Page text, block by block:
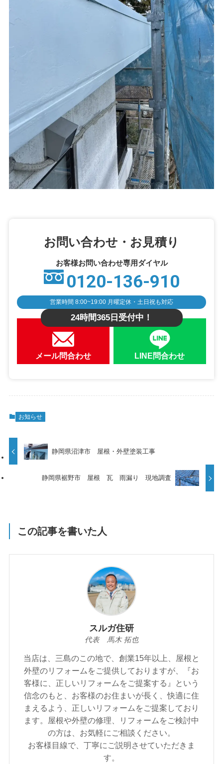
お問い合わせ・お見積り
お客様お問い合わせ専用ダイヤル
0120-136-910
営業時間 8:00~19:00 月曜定休・土日祝も対応
24時間365日受付中！
メール問合わせ LINE問合わせ
お知らせ
静岡県沼津市 屋根・外壁塗装工事
静岡県裾野市 屋根 瓦 雨漏り 現地調査
この記事を書いた人
スルガ住研
代表 馬木 拓也
当店は、三島のこの地で、創業15年以上、屋根と
外壁のリフォームをご提供しておりますが、『お
客様に、正しいリフォームをご提案する』という
信念のもと、お客様のお住まいが⾧く、快適に住
まえるよう、正しいリフォームをご提案しており
ます。屋根や外壁の修理、リフォームをご検討中
の方は、お気軽にご相談ください。
お客様目線で、丁寧にご説明させていただきま
す。